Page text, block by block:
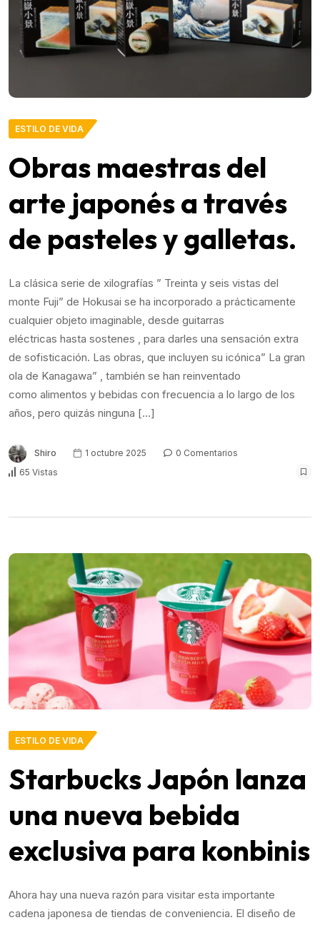
ESTILO DE VIDA
Obras maestras del
arte japonés a través
de pasteles y galletas.
La clásica serie de xilografías ” Treinta y seis vistas del
monte Fuji” de Hokusai se ha incorporado a prácticamente
cualquier objeto imaginable, desde guitarras
eléctricas hasta sostenes , para darles una sensación extra
de sofisticación. Las obras, que incluyen su icónica” La gran
ola de Kanagawa” , también se han reinventado
como alimentos y bebidas con frecuencia a lo largo de los
años, pero quizás ninguna […]
Shiro 1 octubre 2025
0 Comentarios
65 Vistas
ESTILO DE VIDA
Starbucks Japón lanza
una nueva bebida
exclusiva para konbinis
Ahora hay una nueva razón para visitar esta importante
cadena japonesa de tiendas de conveniencia. El diseño de